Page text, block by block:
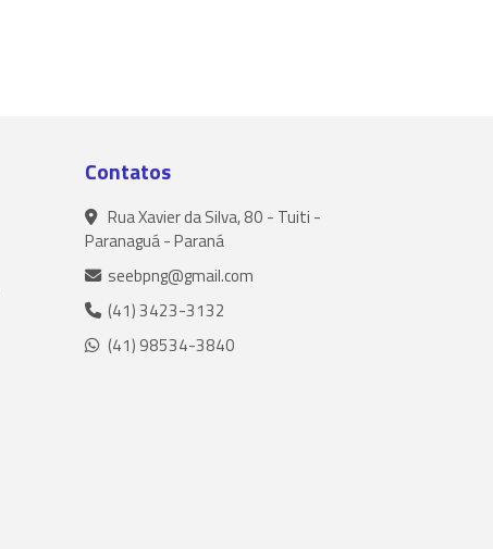
Contatos
Rua Xavier da Silva, 80 - Tuiti -
Paranaguá - Paraná
seebpng@gmail.com
(41) 3423-3132
(41) 98534-3840